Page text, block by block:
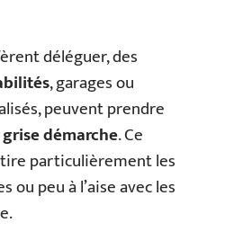
déléguer, des
, garages ou
peuvent prendre
démarche. Ce
particulièrement les
ou peu à l’aise avec les